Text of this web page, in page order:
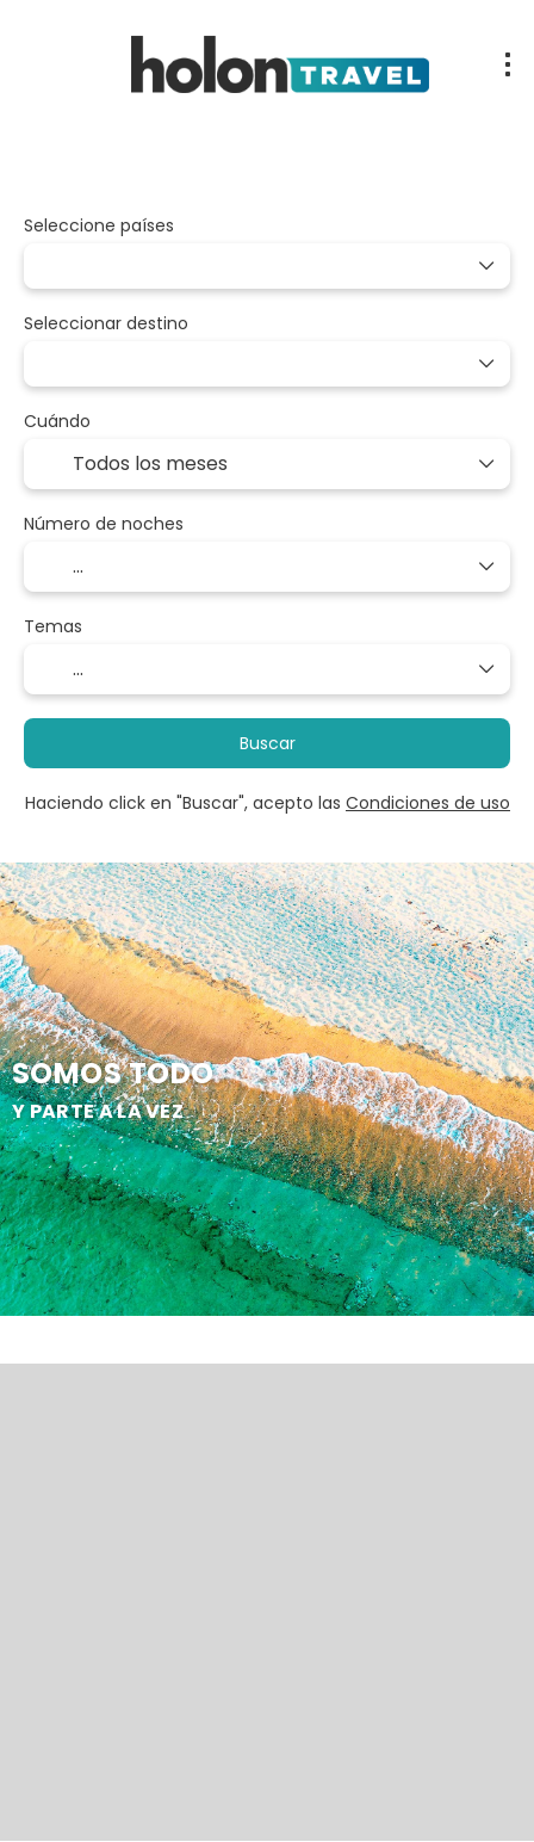
SOMOS TODO
Y PARTE A LA VEZ
Seleccione países
Seleccionar destino
Cuándo
Número de noches
Temas
Buscar
Haciendo click en "Buscar", acepto las Condiciones de uso